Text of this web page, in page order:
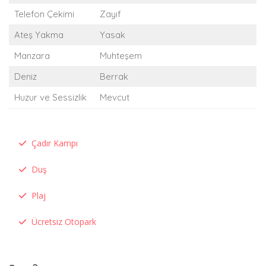
Telefon Çekimi
Zayıf
Ateş Yakma
Yasak
Manzara
Muhteşem
Deniz
Berrak
Huzur ve Sessizlik
Mevcut
Çadır Kampı
Duş
Plaj
Ücretsiz Otopark